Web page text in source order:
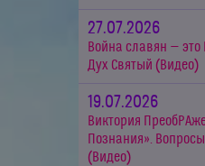
27.07.2026
Война славян — это
Дух Святый (Видео)
19.07.2026
Виктория
Познания».
(Видео)